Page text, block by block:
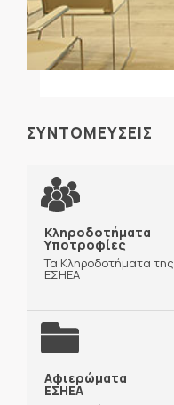
ΣΥΝΤΟΜΕΥΣΕΙΣ
Κληροδοτήματα
Υποτροφίες
Τα Κληροδοτήματα της
ΕΣΗΕΑ
Αφιερώματα
ΕΣΗΕΑ